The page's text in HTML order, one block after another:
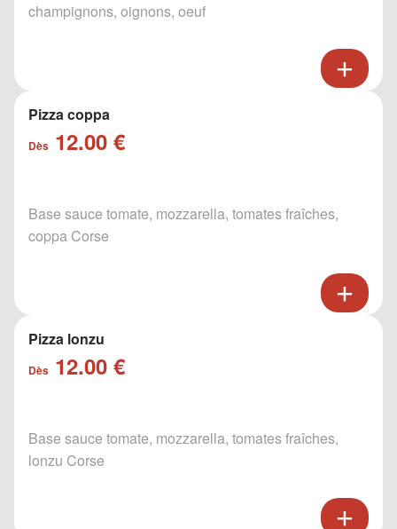
champignons, oignons, oeuf
Pizza coppa
Dès 12.00 €
Base sauce tomate, mozzarella, tomates fraîches,
coppa Corse
Pizza lonzu
Dès 12.00 €
Base sauce tomate, mozzarella, tomates fraîches,
lonzu Corse